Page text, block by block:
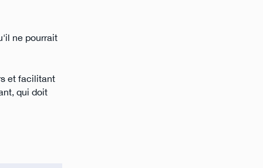
ne pourrait
et facilitant
qui doit